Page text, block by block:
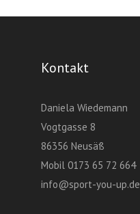
Kontakt
Daniela Wiedemann
Vogtgasse 8
86356 Neusäß
Mobil 0173 65 72 664
info@sport-you-up.de